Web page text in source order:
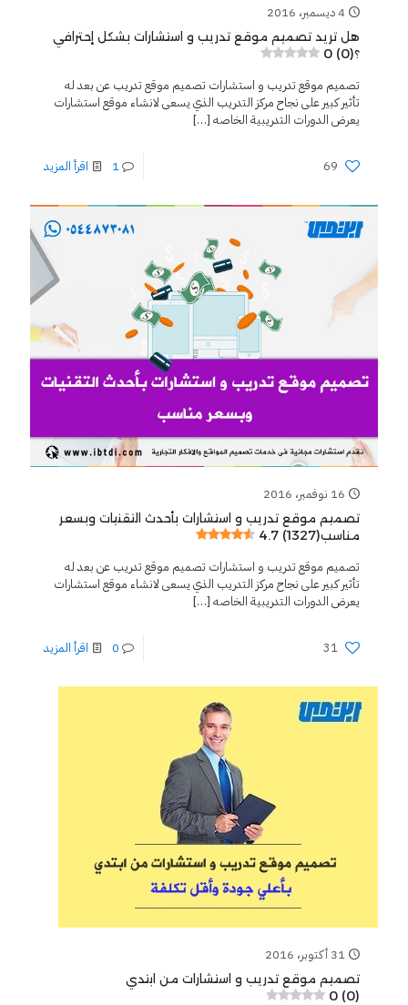
4 ديسمبر، 2016
هل تريد تصميم موقع تدريب و استشارات بشكل إحترافي
؟0 (0)
تصميم موقع تدريب و استشارات تصميم موقع تدريب عن بعد له
تأثير كبير على نجاح مركز التدريب الذي يسعى لانشاء موقع استشارات
يعرض الدورات التدريبية الخاصه […]
69
1 اقرأ المزيد
16 نوفمبر، 2016
تصميم موقع تدريب و استشارات بأحدث التقنيات وبسعر
مناسب4.7 (1327)
تصميم موقع تدريب و استشارات تصميم موقع تدريب عن بعد له
تأثير كبير على نجاح مركز التدريب الذي يسعى لانشاء موقع استشارات
يعرض الدورات التدريبية الخاصه […]
31
0 اقرأ المزيد
31 أكتوبر، 2016
تصميم موقع تدريب و استشارات من ابتدي
0 (0)